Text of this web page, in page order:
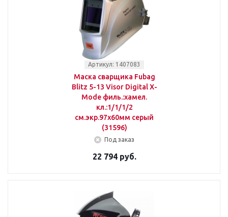
Артикул: 1407083
Маска сварщика Fubag
Blitz 5-13 Visor Digital X-
Mode филь.:хамел.
кл.:1/1/1/2
см.экр.97x60мм серый
(31596)
Под заказ
22 794 руб.